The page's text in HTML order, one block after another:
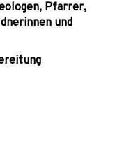
Pfarrer,
und